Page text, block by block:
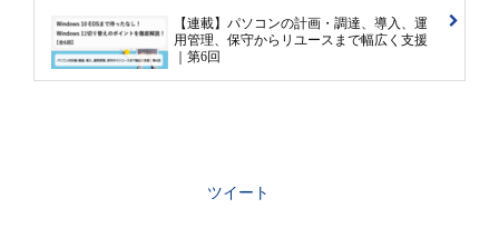
【連載】パソコンの計画・調達、導入、運
用管理、保守からリユースまで幅広く支援
｜第6回
ツイート